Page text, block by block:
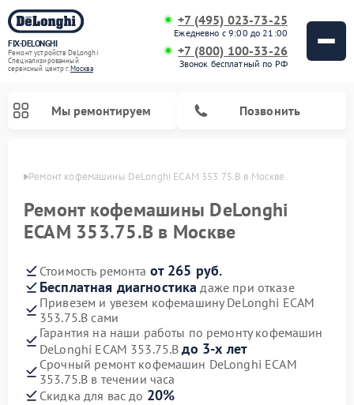
FIX-DELONGHI
Ремонт устройств DeLonghi
Специализированный
cервисный центр г.Москва
+7 (495) 023-73-25
Ежедневно с 9:00 до 21:00
+7 (800) 100-33-26
Звонок бесплатный по РФ
Мы ремонтируем Позвонить
Ремонт кофемашины DeLonghi ECAM 353.75.B в Москве
Ремонт кофемашины DeLonghi
ECAM 353.75.B в Москве
Стоимость ремонта от 265 руб.
Бесплатная диагностика даже при отказе
Привезем и увезем кофемашину DeLonghi ECAM
353.75.B сами
Гарантия на наши работы по ремонту кофемашин
DeLonghi ECAM 353.75.Bдо 3-х лет
Срочный ремонт кофемашин DeLonghi ECAM
353.75.B в течении часа
Скидка для вас до 20%